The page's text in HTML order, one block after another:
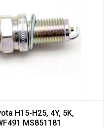
H15-H25, 4Y, 5K,
MS851181